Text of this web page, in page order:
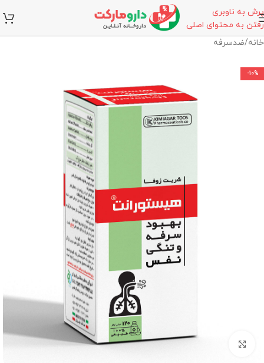
پرش به ناوبری
رفتن به محتوای اصلی
خانه/ضدسرفه
-10%
برای بزرگنمایی کلیک کنید